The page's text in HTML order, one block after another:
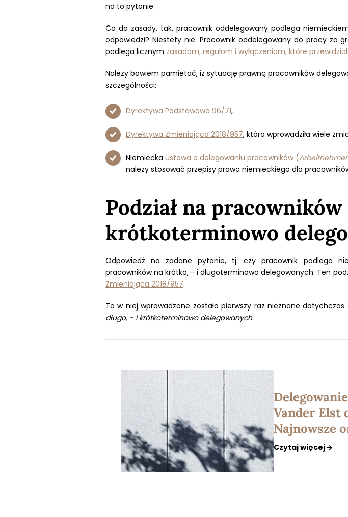
na to pytanie.
Co do zasady, tak, pracownik oddelegowany podlega
odpowiedzi? Niestety nie. Pracownik oddelegowany do pracy za
podlega licznym zasadom, regułom i wyłączeniom, które
Należy bowiem pamiętać, iż sytuację prawną pracowników
szczególności:
Dyrektywa Podstawowa 96/71,
Dyrektywa Zmieniająca 2018/957, która wprowadziła wiele
Niemiecka ustawa o delegowaniu pracowników (
należy stosować przepisy prawa niemieckiego dla
Podział na pracowników
krótkoterminowo
Odpowiedź na zadane pytanie, tj. czy pracownik podlega
pracowników na krótko, - i długoterminowo delegowanych. Ten
Zmieniająca 2018/957.
To w niej wprowadzone zostało pierwszy raz nieznane
długo, - i krótkoterminowo delegowanych.
Vander Elst
Najnowsze
Czytaj więcej